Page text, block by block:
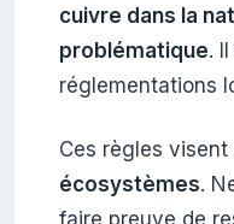
cuivre dans la
problématique.
réglementations
Ces règles visent
écosystèmes.
faire preuve de